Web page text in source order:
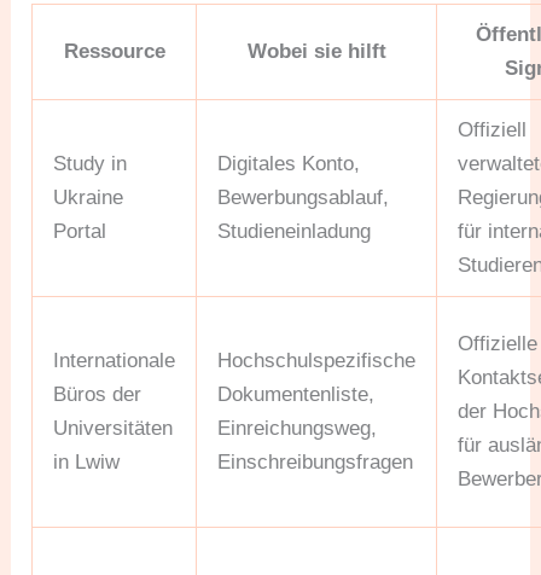
Ressource Wobei sie hilft
Study in
Ukraine
Portal
Digitales Konto,
Bewerbungsablauf,
Studieneinladung
Offiziell
für
Internationale
Büros der
Universitäten
in Lwiw
Hochschulspezifische
Dokumentenliste,
Einreichungsweg,
Einschreibungsfragen
Offizielle
der
für